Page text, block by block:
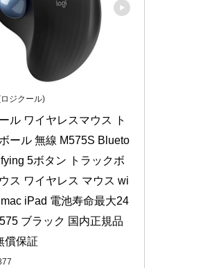
ジクール)
ル ワイヤレスマウス ト
ール 無線 M575S Blueto
5ボタン トラックボ
ス ワイヤレス マウス wi
iPad 電池寿命最大24
ブラック 国内正規品
償保証